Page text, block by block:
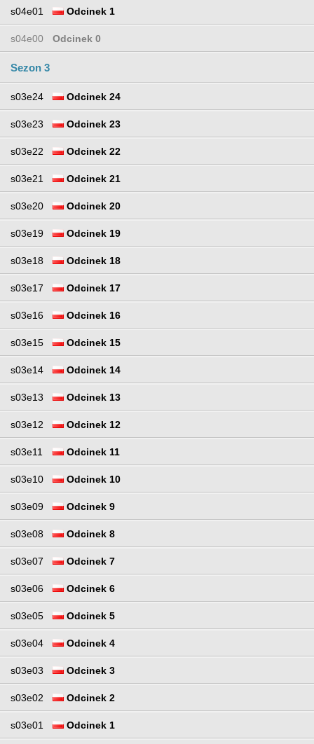
s04e01 Odcinek 1
s04e00 Odcinek 0
Sezon 3
s03e24 Odcinek 24
s03e23 Odcinek 23
s03e22 Odcinek 22
s03e21 Odcinek 21
s03e20 Odcinek 20
s03e19 Odcinek 19
s03e18 Odcinek 18
s03e17 Odcinek 17
s03e16 Odcinek 16
s03e15 Odcinek 15
s03e14 Odcinek 14
s03e13 Odcinek 13
s03e12 Odcinek 12
s03e11 Odcinek 11
s03e10 Odcinek 10
s03e09 Odcinek 9
s03e08 Odcinek 8
s03e07 Odcinek 7
s03e06 Odcinek 6
s03e05 Odcinek 5
s03e04 Odcinek 4
s03e03 Odcinek 3
s03e02 Odcinek 2
s03e01 Odcinek 1